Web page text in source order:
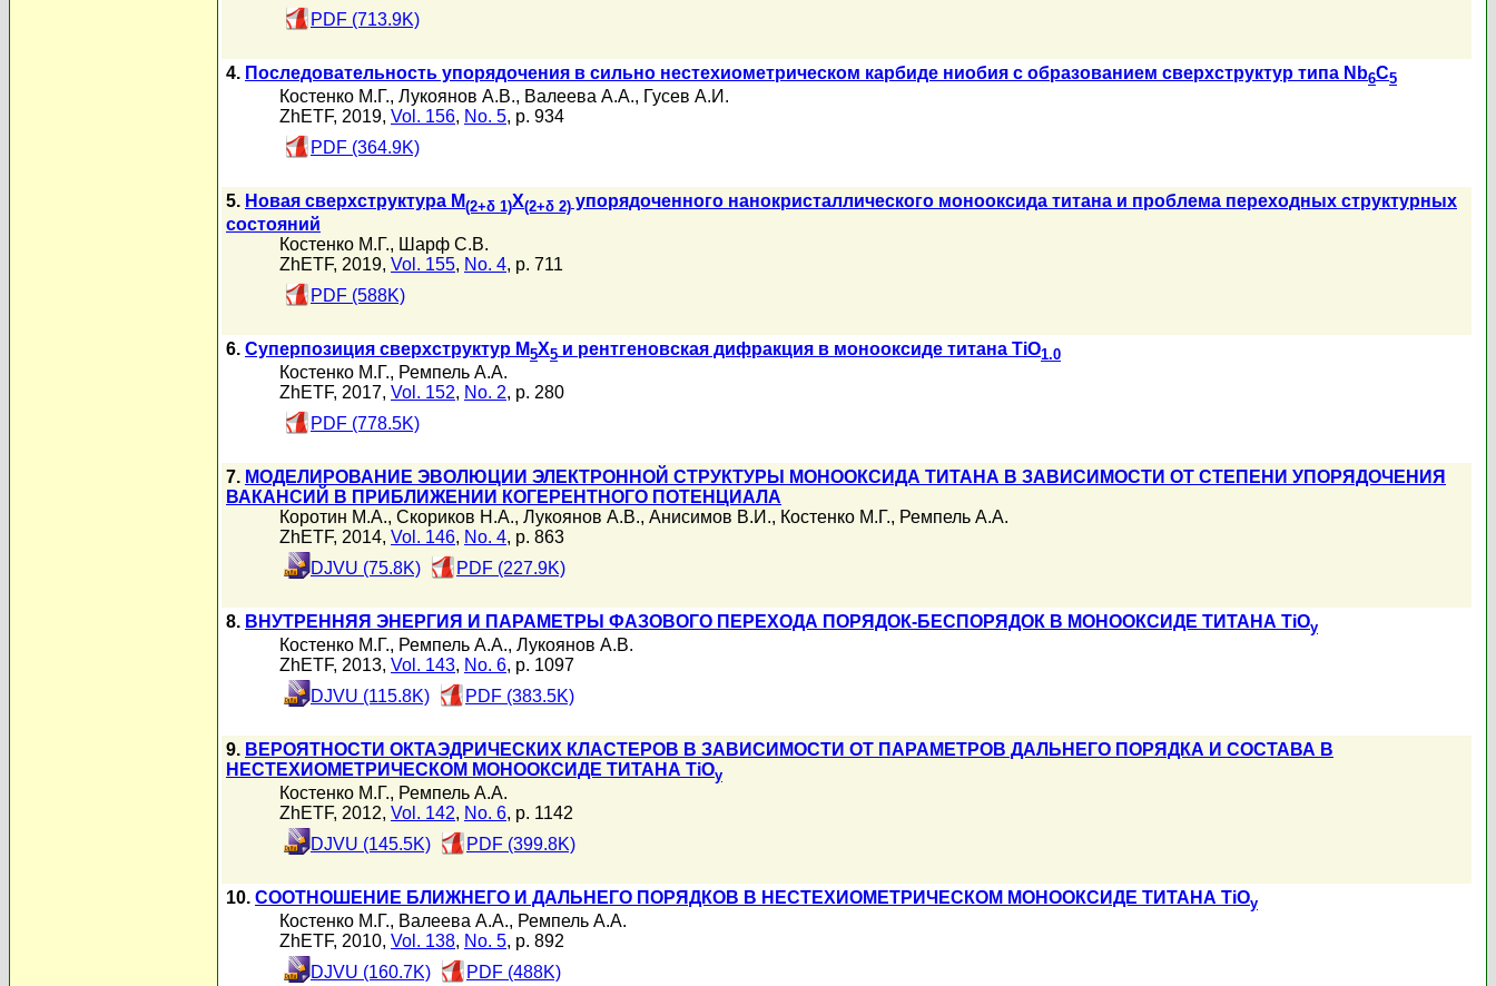
PDF (713.9K)
4. Последовательность упорядочения в сильно нестехиометрическом карбиде ниобия с образованием сверхструктур типа Nb6C5
Костенко М.Г., Лукоянов А.В., Валеева А.А., Гусев А.И.
ZhETF, 2019, Vol. 156, No. 5, p. 934
PDF (364.9K)
5. Новая сверхструктура M(2+δ 1)X(2+δ 2) упорядоченного нанокристаллического монооксида титана и проблема переходных структурных
состояний
Костенко М.Г., Шарф С.В.
ZhETF, 2019, Vol. 155, No. 4, p. 711
PDF (588K)
6. Суперпозиция сверхструктур M5X5 и рентгеновская дифракция в монооксиде титана TiO1.0
Костенко М.Г., Ремпель А.А.
ZhETF, 2017, Vol. 152, No. 2, p. 280
PDF (778.5K)
7. МОДЕЛИРОВАНИЕ ЭВОЛЮЦИИ ЭЛЕКТРОННОЙ СТРУКТУРЫ МОНООКСИДА ТИТАНА В ЗАВИСИМОСТИ ОТ СТЕПЕНИ УПОРЯДОЧЕНИЯ
ВАКАНСИЙ В ПРИБЛИЖЕНИИ КОГЕРЕНТНОГО ПОТЕНЦИАЛА
Коротин М.А., Скориков Н.А., Лукоянов А.В., Анисимов В.И., Костенко М.Г., Ремпель А.А.
ZhETF, 2014, Vol. 146, No. 4, p. 863
DJVU (75.8K)
PDF (227.9K)
8. ВНУТРЕННЯЯ ЭНЕРГИЯ И ПАРАМЕТРЫ ФАЗОВОГО ПЕРЕХОДА ПОРЯДОК-БЕСПОРЯДОК В МОНООКСИДЕ ТИТАНА TiOy
Костенко М.Г., Ремпель А.А., Лукоянов А.В.
ZhETF, 2013, Vol. 143, No. 6, p. 1097
DJVU (115.8K)
PDF (383.5K)
9. ВЕРОЯТНОСТИ ОКТАЭДРИЧЕСКИХ КЛАСТЕРОВ В ЗАВИСИМОСТИ ОТ ПАРАМЕТРОВ ДАЛЬНЕГО ПОРЯДКА И СОСТАВА В
НЕСТЕХИОМЕТРИЧЕСКОМ МОНООКСИДЕ ТИТАНА TiOy
Костенко М.Г., Ремпель А.А.
ZhETF, 2012, Vol. 142, No. 6, p. 1142
DJVU (145.5K)
PDF (399.8K)
10. СООТНОШЕНИЕ БЛИЖНЕГО И ДАЛЬНЕГО ПОРЯДКОВ В НЕСТЕХИОМЕТРИЧЕСКОМ МОНООКСИДЕ ТИТАНА TiOy
Костенко М.Г., Валеева А.А., Ремпель А.А.
ZhETF, 2010, Vol. 138, No. 5, p. 892
DJVU (160.7K)
PDF (488K)